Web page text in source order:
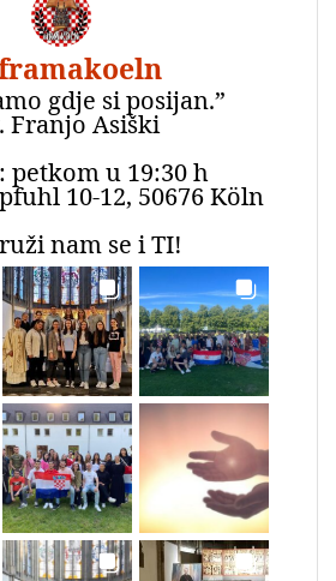
gdje si posijan.”
Franjo Asiški
petkom u 19:30 h
10-12, 50676 Köln
nam se i TI!